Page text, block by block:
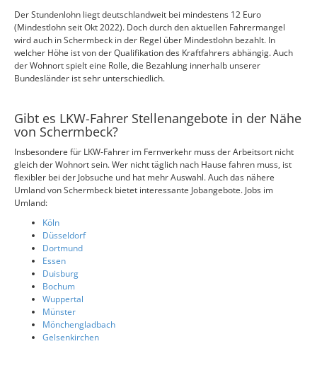
Der Stundenlohn liegt deutschlandweit bei mindestens 12 Euro
(Mindestlohn seit Okt 2022). Doch durch den aktuellen Fahrermangel
wird auch in Schermbeck in der Regel über Mindestlohn bezahlt. In
welcher Höhe ist von der Qualifikation des Kraftfahrers abhängig. Auch
der Wohnort spielt eine Rolle, die Bezahlung innerhalb unserer
Bundesländer ist sehr unterschiedlich.
Gibt es LKW-Fahrer Stellenangebote in der Nähe
von Schermbeck?
Insbesondere für LKW-Fahrer im Fernverkehr muss der Arbeitsort nicht
gleich der Wohnort sein. Wer nicht täglich nach Hause fahren muss, ist
flexibler bei der Jobsuche und hat mehr Auswahl. Auch das nähere
Umland von Schermbeck bietet interessante Jobangebote. Jobs im
Umland:
Köln
Düsseldorf
Dortmund
Essen
Duisburg
Bochum
Wuppertal
Münster
Mönchengladbach
Gelsenkirchen